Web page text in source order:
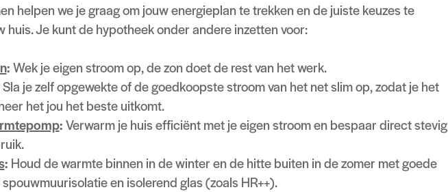
helpen we je graag om jouw energieplan te trekken en de juiste keuzes te
huis. Je kunt de hypotheek onder andere inzetten voor:
:Wek je eigen stroom op, de zon doet de rest van het werk.
Sla je zelf opgewekte of de goedkoopste stroom van het net slim op, zodat je het
het jou het beste uitkomt.
:Verwarm je huis efficiënt met je eigen stroom en bespaar direct stevig
: Houd de warmte binnen in de winter en de hitte buiten in de zomer met goede
en isolerend glas (zoals HR++).